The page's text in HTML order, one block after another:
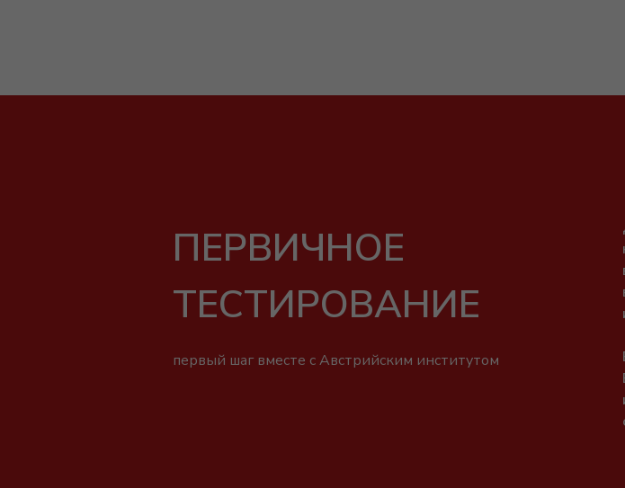
ПЕРВИЧНОЕ
ТЕСТИРОВАНИЕ
первый шаг вместе с Австрийским институтом